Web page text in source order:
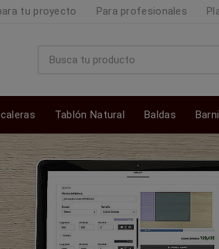
tu proyecto Para profesionales
Tablón Natural Baldas